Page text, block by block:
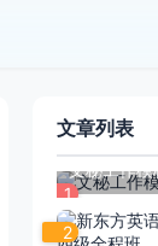
文章列表
1
文秘工作模
2